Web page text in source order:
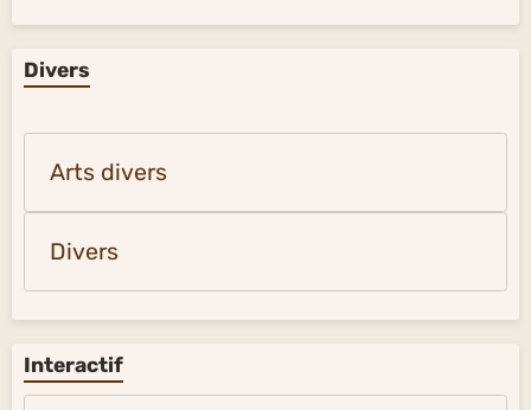
Divers
Arts divers
Divers
Interactif